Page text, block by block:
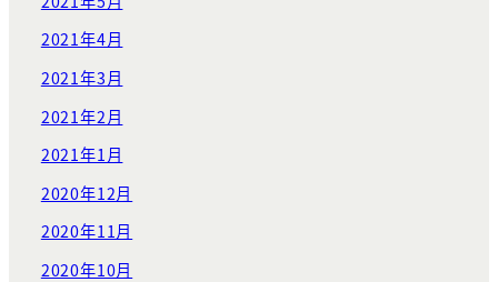
2021年4月
2021年3月
2021年2月
2021年1月
2020年12月
2020年11月
2020年10月